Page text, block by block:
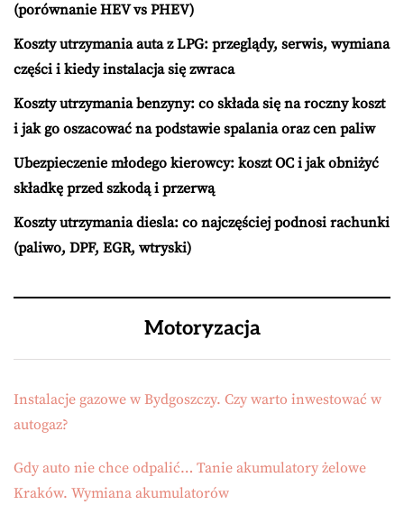
(porównanie HEV vs PHEV)
Koszty utrzymania auta z LPG: przeglądy, serwis, wymiana
części i kiedy instalacja się zwraca
Koszty utrzymania benzyny: co składa się na roczny koszt
i jak go oszacować na podstawie spalania oraz cen paliw
Ubezpieczenie młodego kierowcy: koszt OC i jak obniżyć
składkę przed szkodą i przerwą
Koszty utrzymania diesla: co najczęściej podnosi rachunki
(paliwo, DPF, EGR, wtryski)
Motoryzacja
Instalacje gazowe w Bydgoszczy. Czy warto inwestować w
autogaz?
Gdy auto nie chce odpalić… Tanie akumulatory żelowe
Kraków. Wymiana akumulatorów